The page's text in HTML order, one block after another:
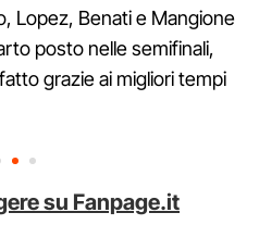
Lopez, Benati e Mangione
posto nelle semifinali,
grazie ai migliori tempi
su Fanpage.it